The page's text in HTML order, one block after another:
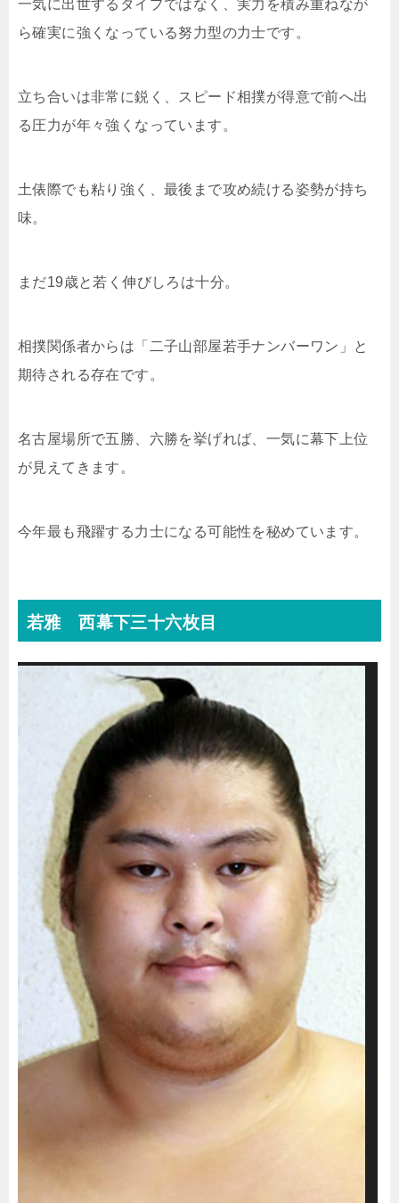
一気に出世するタイプではなく、実力を積み重ねなが
ら確実に強くなっている努力型の力士です。
立ち合いは非常に鋭く、スピード相撲が得意で前へ出
る圧力が年々強くなっています。
土俵際でも粘り強く、最後まで攻め続ける姿勢が持ち
味。
まだ19歳と若く伸びしろは十分。
相撲関係者からは「二子山部屋若手ナンバーワン」と
期待される存在です。
名古屋場所で五勝、六勝を挙げれば、一気に幕下上位
が見えてきます。
今年最も飛躍する力士になる可能性を秘めています。
若雅 西幕下三十六枚目